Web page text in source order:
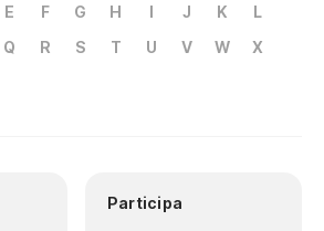
E F G H I J K
L
Q R S T U V W
X
Participa